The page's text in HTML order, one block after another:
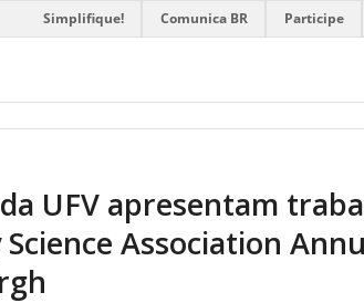
Simplifique! Comunica BR Participe
UFV apresentam
Association